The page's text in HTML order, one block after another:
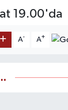
19.00'da
A- A+